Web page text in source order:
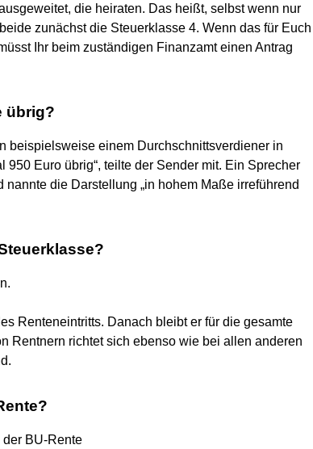
die heiraten. Das heißt, selbst wenn nur
zunächst die Steuerklasse 4. Wenn das für Euch
Ihr beim zuständigen Finanzamt einen Antrag
übrig?
beispielsweise einem Durchschnittsverdiener in
Euro übrig“, teilte der Sender mit. Ein Sprecher
die Darstellung „in hohem Maße irreführend
Renteneintritts. Danach bleibt er für die gesamte
Rentnern richtet sich ebenso wie bei allen anderen
BU-Rente